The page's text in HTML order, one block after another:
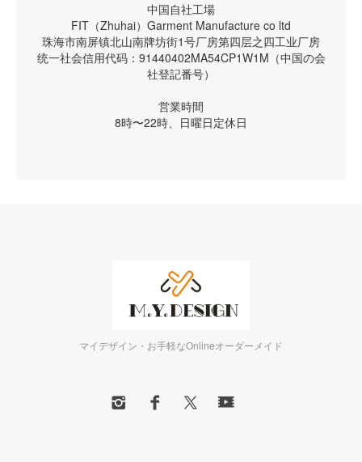
中国自社工場
FIT（Zhuhai）Garment Manufacture co ltd
珠海市南屏镇北山南牌坊街1号厂房第四层之四工业厂房
统一社会信用代码：91440402MA54CP1W1M（中国の会
社登記番号）
営業時間
8時〜22時、日曜日定休日
マイデザイン・お手軽なOnlineオーダーメイド